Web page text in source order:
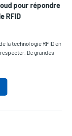
pour répondre
RFID
la technologie RFID en
De grandes